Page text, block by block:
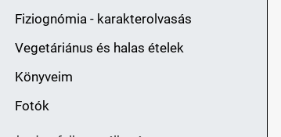
Fiziognómia - karakterolvasás
Vegetáriánus és halas ételek
Könyveim
Fotók